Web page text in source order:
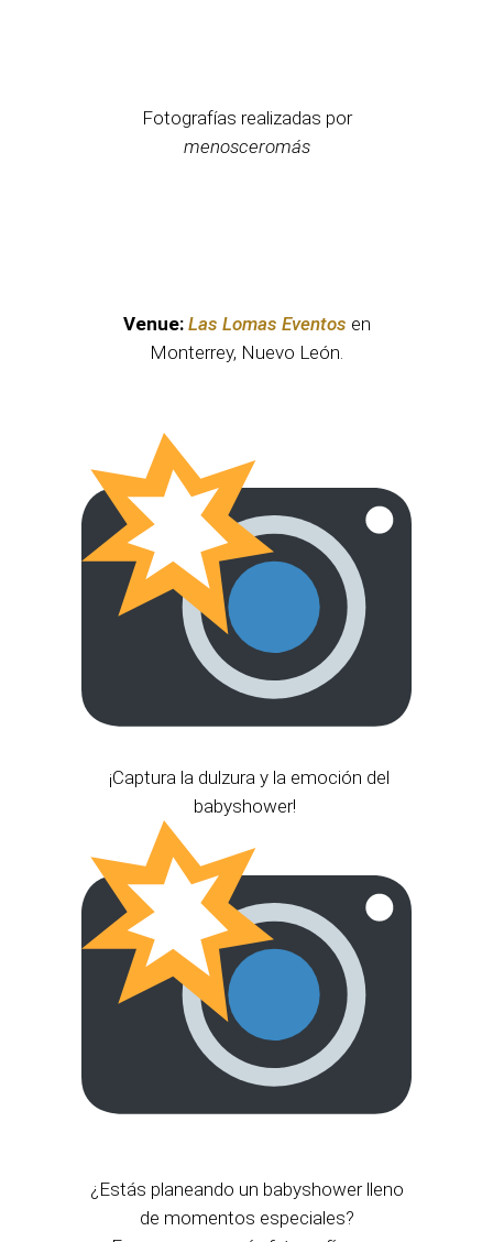
Fotografías realizadas por
menosceromás
Venue: Las Lomas Eventos en
Monterrey, Nuevo León.
¡Captura la dulzura y la emoción del
babyshower!
¿Estás planeando un babyshower lleno
de momentos especiales?